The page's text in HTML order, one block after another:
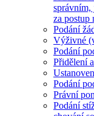
správním,
za postup
Podání
Výživné
Podání
Přidělení
Podání
Právní
Podání